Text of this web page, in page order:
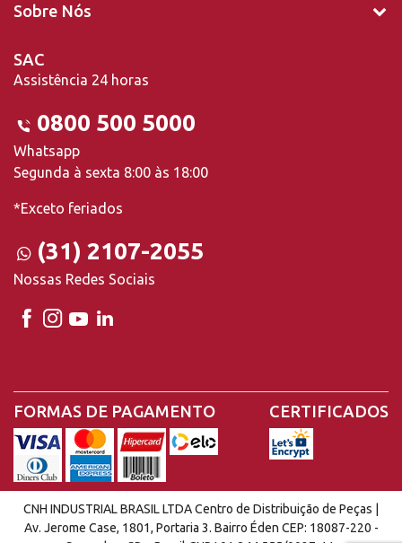
Sobre Nós
SAC
Assistência 24 horas
0800 500 5000
Whatsapp
Segunda à sexta 8:00 às 18:00
*Exceto feriados
(31) 2107-2055
Nossas Redes Sociais
FORMAS DE PAGAMENTO CERTIFICADOS
CNH INDUSTRIAL BRASIL LTDA Centro de Distribuição de Peças |
Av. Jerome Case, 1801, Portaria 3. Bairro Éden CEP: 18087-220 -